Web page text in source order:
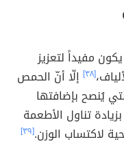
مفيداً لتعزيز
[٣٨]
إلّا أنّ الحمص
يُنصح بإضافتها
تناول الأطعمة
لاكتساب الوزن.[٣٩]